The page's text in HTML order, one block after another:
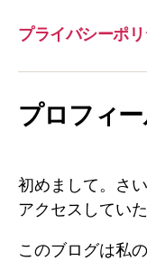
プライバシーポ
プロフィ
初めまして。さ
アクセスしてい
このブログは私